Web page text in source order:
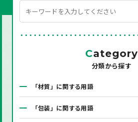
Category
分類から探す
「材質」に関する用語
「包装」に関する用語